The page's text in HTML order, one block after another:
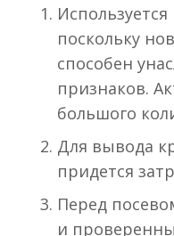
Используется
поскольку
способен
признаков.
большого
Для вывода
придется
Перед
и